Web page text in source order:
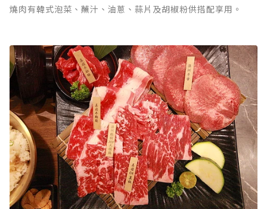
燒肉有韓式泡菜、蘸汁、油蔥、蒜片及胡椒粉供搭配享用。